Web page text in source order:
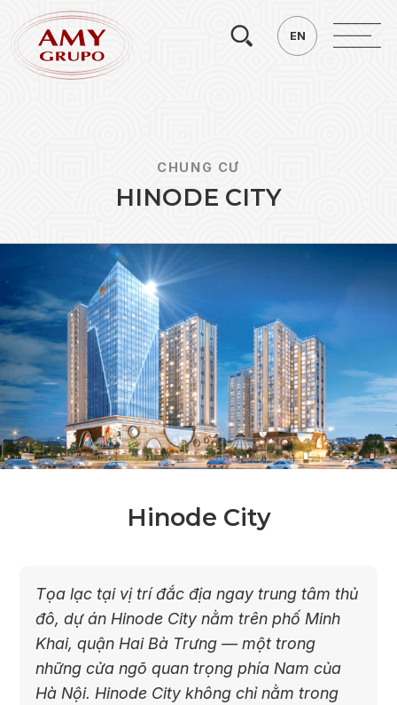
EN
CHUNG CƯ
HINODE CITY
Hinode City
Tọa lạc tại vị trí đắc địa ngay trung tâm thủ
đô, dự án Hinode City nằm trên phố Minh
Khai, quận Hai Bà Trưng — một trong
những cửa ngõ quan trọng phía Nam của
Hà Nội. Hinode City không chỉ nằm trong
Tìm